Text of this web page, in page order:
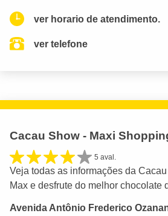
ver horario de atendimento.
ver telefone
Cacau Show - Maxi
5 aval.
Veja todas as informações da
Max e desfrute do melhor chocolate
Avenida Antônio Frederico